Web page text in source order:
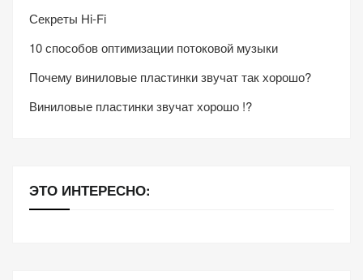
Секреты Hi-Fi
10 способов оптимизации потоковой музыки
Почему виниловые пластинки звучат так хорошо?
Виниловые пластинки звучат хорошо !?
ЭТО ИНТЕРЕСНО: